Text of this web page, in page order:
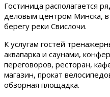
Гостиница располагается
деловым центром Минска,
берегу реки Свислочи.
К услугам гостей
аквапарка и саунами,
переговоров, ресторан,
магазин, прокат
обзорная площадка.